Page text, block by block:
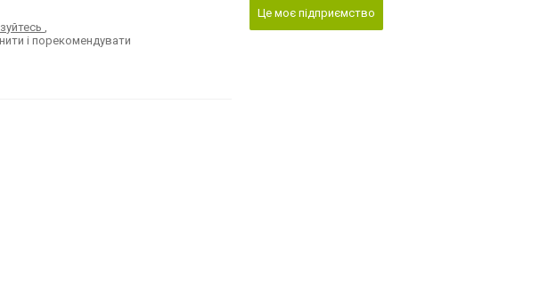
,
і порекомендувати
Це моє підприємство